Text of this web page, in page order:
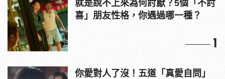
就是說不上來為何討厭？5個「不討
喜」朋友性格，你遇過哪一種？
1
你愛對人了沒！五道「真愛自問」